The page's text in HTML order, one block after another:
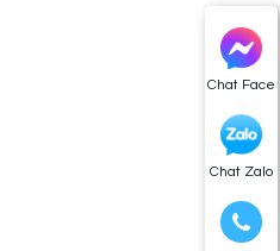
Chat Face
Chat Zalo